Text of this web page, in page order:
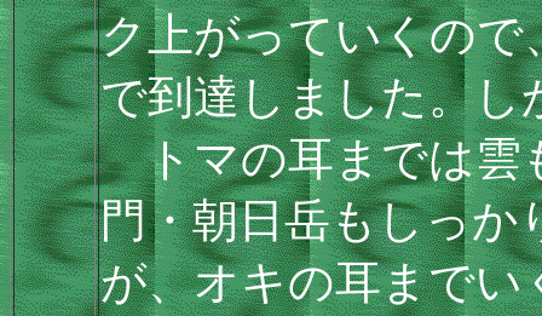
ク上がっていくので
で到達しました。し
トマの耳までは雲
門・朝日岳もしっか
が、オキの耳までい